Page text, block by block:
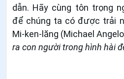
dẫn. Hãy cùng tôn trọng
để chúng ta có được trải
Mi-ken-lăng (Michael
ra con người trong hình hài